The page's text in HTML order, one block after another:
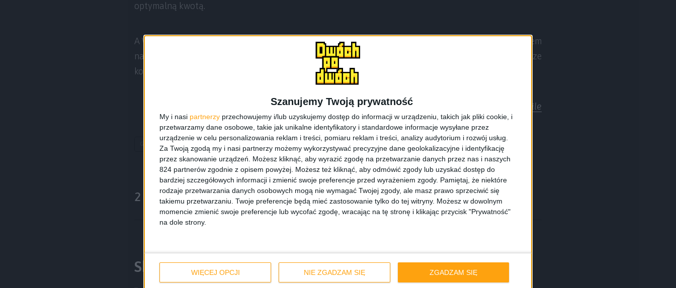
Szanujemy Twoją prywatność
My i nasi partnerzy przechowujemy i/lub uzyskujemy dostęp do informacji w urządzeniu, takich jak pliki cookie, i
przetwarzamy dane osobowe, takie jak unikalne identyfikatory i standardowe informacje wysyłane przez
urządzenie w celu personalizowania reklam i treści, pomiaru reklam i treści, analizy audytorium i rozwój usług.
Za Twoją zgodą my i nasi partnerzy możemy wykorzystywać precyzyjne dane geolokalizacyjne i identyfikację
przez skanowanie urządzeń. Możesz kliknąć, aby wyrazić zgodę na przetwarzanie danych przez nas i naszych
824 partnerów zgodnie z opisem powyżej. Możesz też kliknąć, aby odmówić zgody lub uzyskać dostęp do
bardziej szczegółowych informacji i zmienić swoje preferencje przed wyrażeniem zgody. Pamiętaj, że niektóre
rodzaje przetwarzania danych osobowych mogą nie wymagać Twojej zgody, ale masz prawo sprzeciwić się
takiemu przetwarzaniu. Twoje preferencje będą mieć zastosowanie tylko do tej witryny. Możesz w dowolnym
momencie zmienić swoje preferencje lub wycofać zgodę, wracając na tę stronę i klikając przycisk "Prywatność"
na dole strony.
WIĘCEJ OPCJI NIE ZGADZAM SIĘ ZGADZAM SIĘ
optymalną kwotą.
A Wy Drodzy Czytelnicy wolicie dostać 64 GB beż możliwości rozbudowy czy 4 razy mniej, ale ze slotem
na kartę pamięci? Jesteście w ogóle zainteresowani kupnem Galaxy Alpha? Czekam na Wasze
komentarze.
SamMobile
Galaxy Alpha 64GB samsung galaxy alpha
2 komentarze
Skomentuj wpis